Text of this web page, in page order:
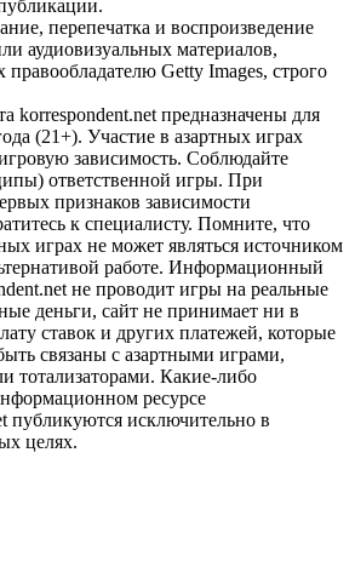
перепечатка и воспроизведение
аудиовизуальных материалов,
Getty Images, строго
korrespondent.net предназначены для
(21+). Участие в азартных играх
зависимость. Соблюдайте
ответственной игры. При
признаков зависимости
к специалисту. Помните, что
играх не может являться источником
работе. Информационный
не проводит игры на реальные
деньги, сайт не принимает ни в
ставок и других платежей, которые
связаны с азартными играми,
тотализаторами. Какие-либо
ресурсе
публикуются исключительно в
целях.